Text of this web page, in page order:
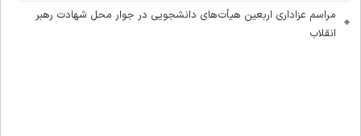
مراسم عزاداری اربعین هیأت‌های دانشجویی در جوار محل شهادت رهبر
انقلاب